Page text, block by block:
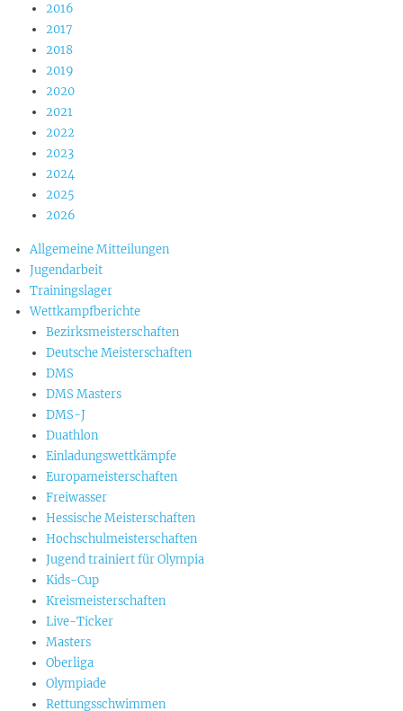
2016
2017
2018
2019
2020
2021
2022
2023
2024
2025
2026
Allgemeine Mitteilungen
Jugendarbeit
Trainingslager
Wettkampfberichte
Bezirksmeisterschaften
Deutsche Meisterschaften
DMS
DMS Masters
DMS-J
Duathlon
Einladungswettkämpfe
Europameisterschaften
Freiwasser
Hessische Meisterschaften
Hochschulmeisterschaften
Jugend trainiert für Olympia
Kids-Cup
Kreismeisterschaften
Live-Ticker
Masters
Oberliga
Olympiade
Rettungsschwimmen